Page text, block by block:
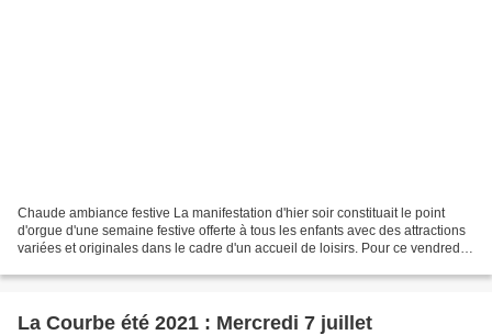
Chaude ambiance festive La manifestation d'hier soir constituait le point
d'orgue d'une semaine festive offerte à tous les enfants avec des attractions
variées et originales dans le cadre d'un accueil de loisirs. Pour ce vendredi,
La Courbe été 2021 : Mercredi 7 juillet